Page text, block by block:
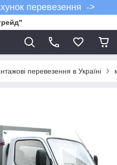
перевезення ->
перевезення в Україні